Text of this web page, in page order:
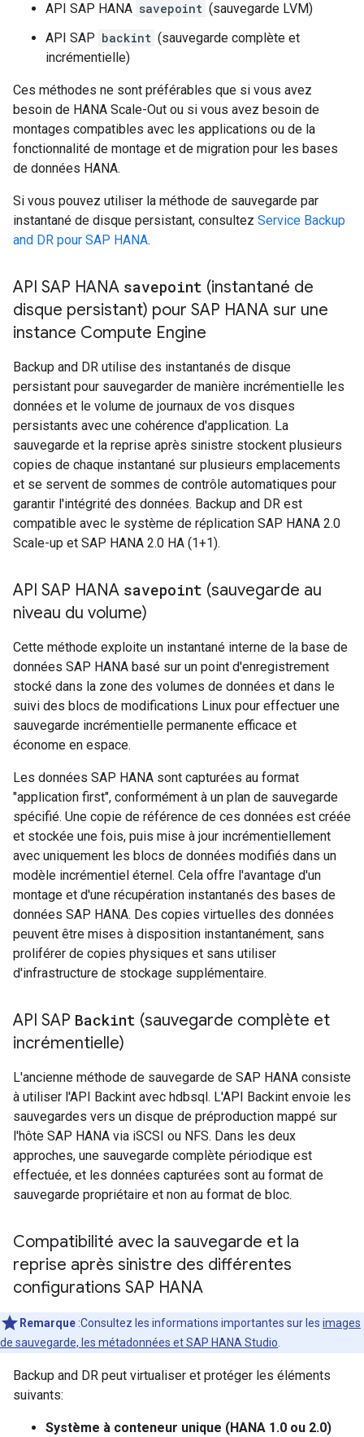
API SAP HANA savepoint (sauvegarde LVM)
API SAP backint (sauvegarde complète et
incrémentielle)
Ces méthodes ne sont préférables que si vous avez
besoin de HANA Scale-Out ou si vous avez besoin de
montages compatibles avec les applications ou de la
fonctionnalité de montage et de migration pour les bases
de données HANA.
Si vous pouvez utiliser la méthode de sauvegarde par
instantané de disque persistant, consultez Service Backup
and DR pour SAP HANA.
API SAP HANA savepoint (instantané de
disque persistant) pour SAP HANA sur une
instance Compute Engine
Backup and DR utilise des instantanés de disque
persistant pour sauvegarder de manière incrémentielle les
données et le volume de journaux de vos disques
persistants avec une cohérence d'application. La
sauvegarde et la reprise après sinistre stockent plusieurs
copies de chaque instantané sur plusieurs emplacements
et se servent de sommes de contrôle automatiques pour
garantir l'intégrité des données. Backup and DR est
compatible avec le système de réplication SAP HANA 2.0
Scale-up et SAP HANA 2.0 HA (1+1).
API SAP HANA savepoint (sauvegarde au
niveau du volume)
Cette méthode exploite un instantané interne de la base de
données SAP HANA basé sur un point d'enregistrement
stocké dans la zone des volumes de données et dans le
suivi des blocs de modifications Linux pour effectuer une
sauvegarde incrémentielle permanente efficace et
économe en espace.
Les données SAP HANA sont capturées au format
"application first", conformément à un plan de sauvegarde
spécifié. Une copie de référence de ces données est créée
et stockée une fois, puis mise à jour incrémentiellement
avec uniquement les blocs de données modifiés dans un
modèle incrémentiel éternel. Cela offre l'avantage d'un
montage et d'une récupération instantanés des bases de
données SAP HANA. Des copies virtuelles des données
peuvent être mises à disposition instantanément, sans
proliférer de copies physiques et sans utiliser
d'infrastructure de stockage supplémentaire.
API SAP Backint (sauvegarde complète et
incrémentielle)
L'ancienne méthode de sauvegarde de SAP HANA consiste
à utiliser l'API Backint avec hdbsql. L'API Backint envoie les
sauvegardes vers un disque de préproduction mappé sur
l'hôte SAP HANA via iSCSI ou NFS. Dans les deux
approches, une sauvegarde complète périodique est
effectuée, et les données capturées sont au format de
sauvegarde propriétaire et non au format de bloc.
Compatibilité avec la sauvegarde et la
reprise après sinistre des différentes
configurations SAP HANA
Remarque :Consultez les informations importantes sur les images
de sauvegarde, les métadonnées et SAP HANA Studio
Backup and DR peut virtualiser et protéger les éléments
suivants:
Système à conteneur unique (HANA 1.0 ou 2.0)